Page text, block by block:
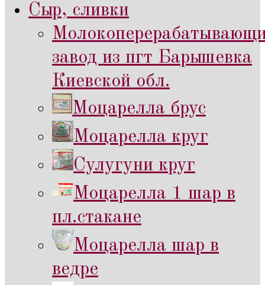
Сыр, сливки
завод из пгт Барышевка
Киевской обл.
Моцарелла брус
Моцарелла круг
Сулугуни круг
Моцарелла 1 шар в
пл.стакане
Моцарелла шар в
ведре